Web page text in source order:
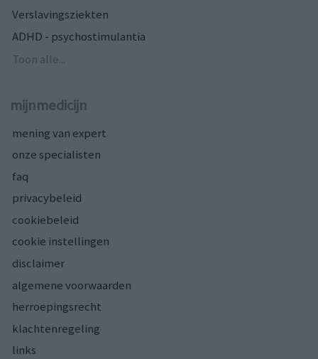
Verslavingsziekten
ADHD - psychostimulantia
Toon alle...
mijnmedicijn
mening van expert
onze specialisten
faq
privacybeleid
cookiebeleid
cookie instellingen
disclaimer
algemene voorwaarden
herroepingsrecht
klachtenregeling
links